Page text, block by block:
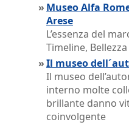
» Museo Alfa
Arese
L’essenza del
Timeline,
»Il museo
Il museo
interno molte
brillante danno
coinvolgente